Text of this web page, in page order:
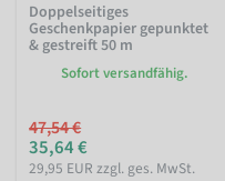
Doppelseitiges
Geschenkpapier gepunktet
& gestreift 50 m
Sofort versandfähig.
47,54 €
35,64 €
29,95 EUR zzgl. ges. MwSt.